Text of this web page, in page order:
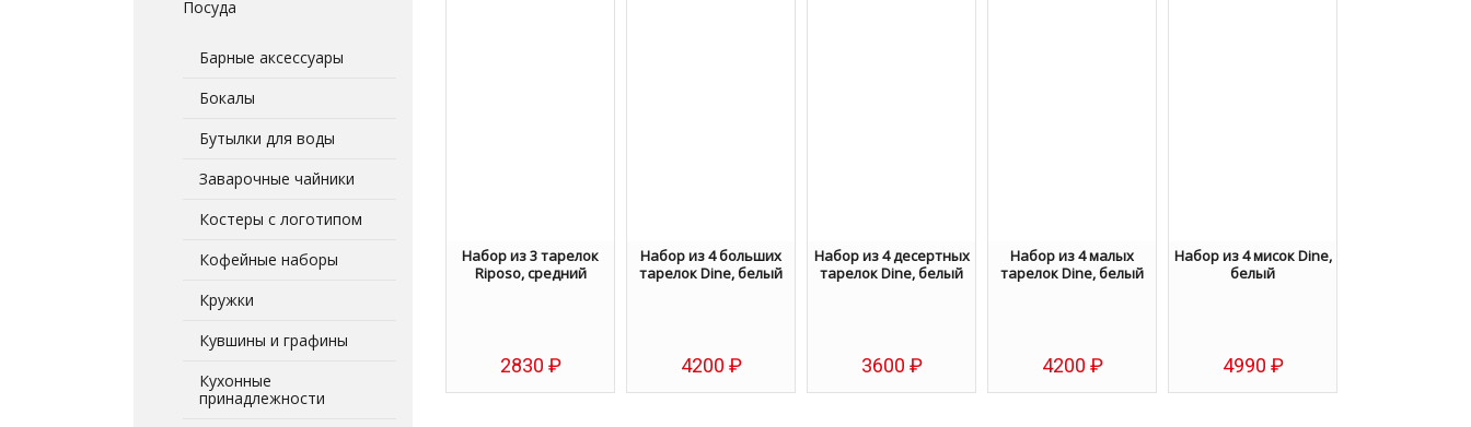
Посуда
Барные аксессуары
Бокалы
Бутылки для воды
Заварочные чайники
Костеры с логотипом
Кофейные наборы
Кружки
Кувшины и графины
Кухонные
принадлежности
Набор из 3 тарелок
Riposo, средний
2830 ₽
Набор из 4 больших
тарелок Dine, белый
4200 ₽
Набор из 4 десертных
тарелок Dine, белый
3600 ₽
Набор из 4 малых
тарелок Dine, белый
4200 ₽
Набор из 4 мисок Dine,
белый
4990 ₽